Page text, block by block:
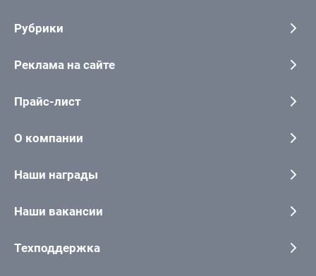
Рубрики
Реклама на сайте
Прайс-лист
О компании
Наши награды
Наши вакансии
Техподдержка